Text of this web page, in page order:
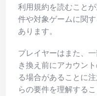
利用規約を読むこと
件や対象ゲームに関
あります。
プレイヤーはまた、
き換え前にアカウン
る場合があることに
らの要件を理解する